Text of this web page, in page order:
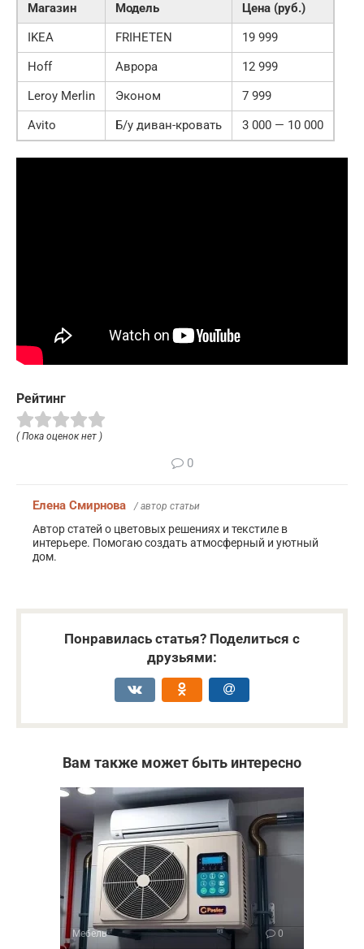
Магазин Модель
Цена (руб.)
IKEA
FRIHETEN
19 999
Hoff
Аврора
12 999
Leroy Merlin
Эконом
7 999
Avito
Б/у диван-кровать 3 000 — 10 000
Рейтинг
( Пока оценок нет )
0
Елена Смирнова / автор статьи
Автор статей о цветовых решениях и текстиле в
интерьере. Помогаю создать атмосферный и уютный
дом.
Понравилась статья? Поделиться с
друзьями:
Вам также может быть интересно
Мебель 0